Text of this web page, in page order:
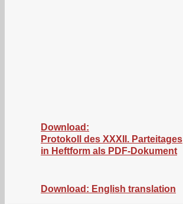
Download:
Protokoll des XXXII. Parteitages
in Heftform als PDF-Dokument
Download: English translation